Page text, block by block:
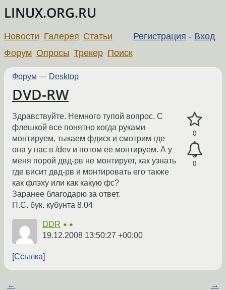
LINUX.ORG.RU
Регистрация - Вход
Новости Галерея Статьи
Форум Опросы Трекер Поиск
Форум — Desktop
DVD-RW
0
0
Здравствуйте. Немного тупой вопрос. С
флешкой все понятно когда руками
монтируем, тыкаем фдиск и смотрим где
она у нас в /dev и потом ее монтируем. А у
меня порой двд-рв не монтирует, как узнать
где висит двд-рв и монтировать его также
как флэху или как какую фс?
Заранее благодарю за ответ.
П.С. бук. кубунта 8.04
DDR ★★
19.12.2008 13:50:27 +00:00
Ссылка
← →